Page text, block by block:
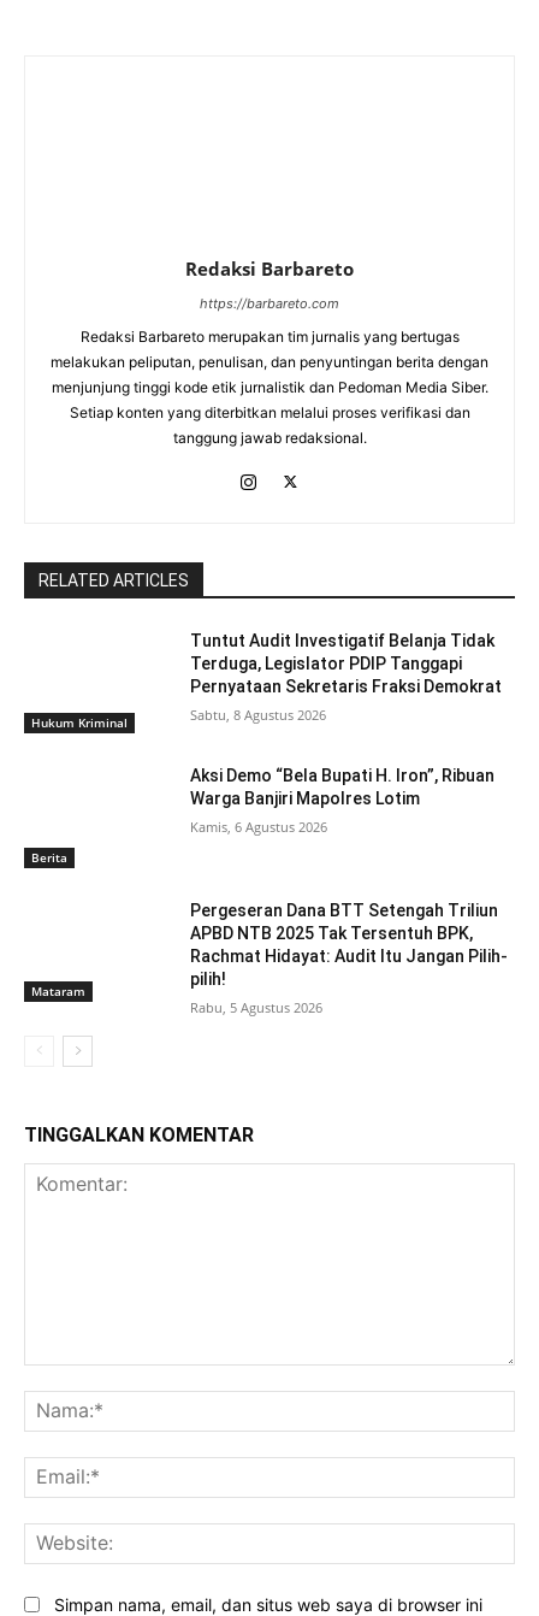
Redaksi Barbareto
https://barbareto.com
Redaksi Barbareto merupakan tim jurnalis yang bertugas
melakukan peliputan, penulisan, dan penyuntingan berita dengan
menjunjung tinggi kode etik jurnalistik dan Pedoman Media Siber.
Setiap konten yang diterbitkan melalui proses verifikasi dan
tanggung jawab redaksional.
RELATED ARTICLES
Hukum Kriminal
Tuntut Audit Investigatif Belanja Tidak
Terduga, Legislator PDIP Tanggapi
Pernyataan Sekretaris Fraksi Demokrat
Sabtu, 8 Agustus 2026
Berita
Aksi Demo “Bela Bupati H. Iron”, Ribuan
Warga Banjiri Mapolres Lotim
Kamis, 6 Agustus 2026
Mataram
Pergeseran Dana BTT Setengah Triliun
APBD NTB 2025 Tak Tersentuh BPK,
Rachmat Hidayat: Audit Itu Jangan Pilih-
pilih!
Rabu, 5 Agustus 2026
TINGGALKAN KOMENTAR
Simpan nama, email, dan situs web saya di browser ini